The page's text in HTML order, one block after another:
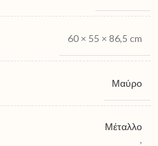
60 × 55 × 86,5 cm
Μαύρο
Μέταλλο
,